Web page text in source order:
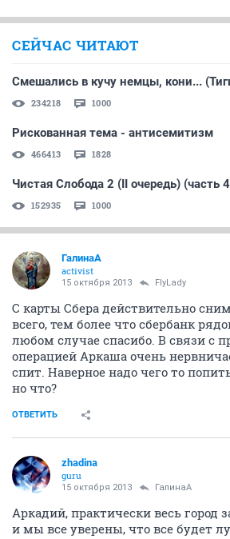
СЕЙЧАС ЧИТАЮТ
Смешались в кучу немцы, кони...
234218 1000
Рискованная тема - антисемитизм
466413 1828
Чистая Слобода 2 (II очередь) (часть
152935 1000
ГалинаА
activist
15 октября 2013 FlyLady
С карты Сбера действительно
всего, тем более что сбербанк
любом случае спасибо. В связи с
операцией Аркаша очень
спит. Наверное надо чего то
но что?
ОТВЕТИТЬ
zhadina
guru
15 октября 2013 ГалинаА
Аркадий, практически весь город
и мы все уверены, что все будет